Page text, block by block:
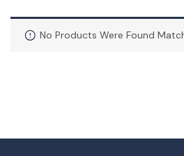
No Products Were Found